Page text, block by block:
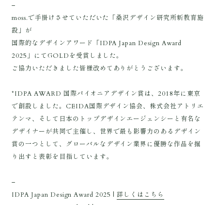
–
moss.で手掛けさせていただいた「桑沢デザイン研究所新教育施
設」が
国際的なデザインアワード「IDPA Japan Design Award
2025」にてGOLDを受賞しました。
ご協力いただきました皆様改めてありがとうございます。
*IDPA AWARD 国際パイオニアデザイン賞は、2018年に東京
で創設しました。CEIDA国際デザイン協会、株式会社アトリエ
テンマ、そして日本のトップデザインエージェンシーと有名な
デザイナーが共同で主催し、世界で最も影響力のあるデザイン
賞の一つとして、グローバルなデザイン業界に優勝な作品を掘
り出すと表彰を目指しています。
–
IDPA Japan Design Award 2025 |詳しくはこちら